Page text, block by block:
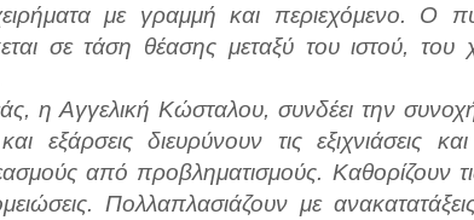
με γραμμή και περιεχόμενο. Ο
σε τάση θέασης μεταξύ του ιστού,
η Αγγελική Κώσταλου, συνδέει την
εξάρσεις διευρύνουν τις εξιχνιάσεις και
από προβληματισμούς. Καθορίζουν
Πολλαπλασιάζουν με